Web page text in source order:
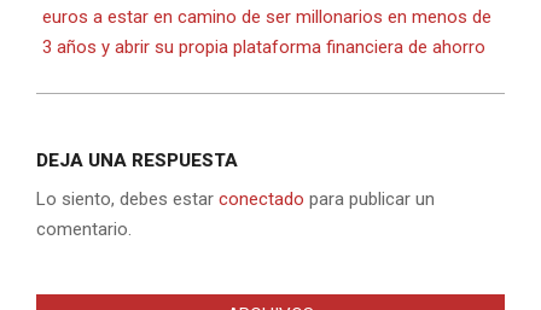
euros a estar en camino de ser millonarios en menos de
3 años y abrir su propia plataforma financiera de ahorro
DEJA UNA RESPUESTA
Lo siento, debes estar conectado para publicar un
comentario.